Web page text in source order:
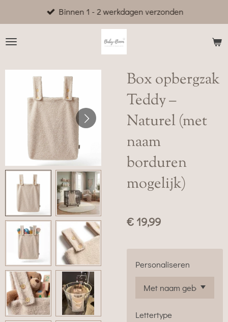
direct
naar
hoofdinhoud
Binnen 1 - 2 werkdagen verzonden
Box opbergzak
Teddy –
Naturel (met
naam
borduren
mogelijk)
€ 19,99
Personaliseren
Lettertype